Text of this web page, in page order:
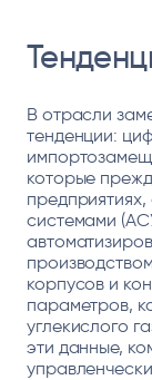
В отрасли
тенденции:
которые
системами
корпусов и
параметров,
углекислого
эти данные,